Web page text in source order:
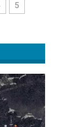
5